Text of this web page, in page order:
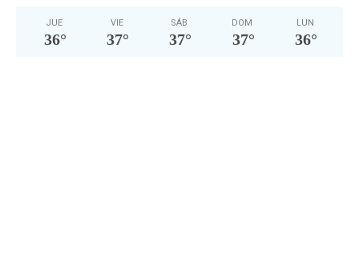
JUE
36°
VIE
37°
SÁB
37°
DOM
37°
LUN
36°